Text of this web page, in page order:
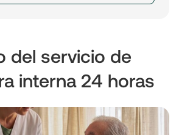
del servicio de
interna 24 horas